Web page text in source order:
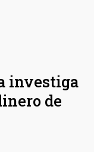
investiga
de